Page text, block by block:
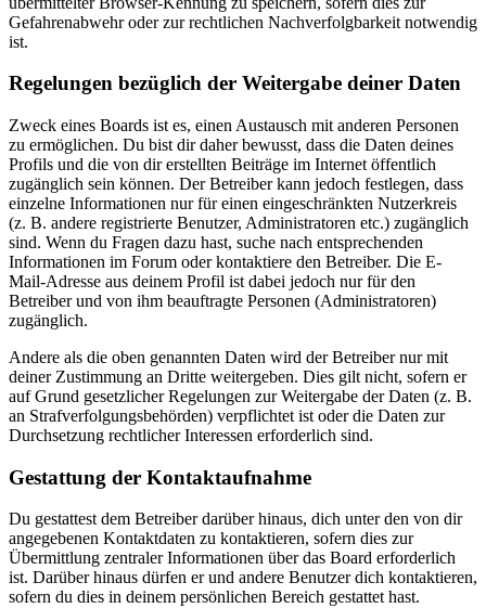
Gefahrenabwehr oder zur rechtlichen Nachverfolgbarkeit notwendig
ist.
Regelungen bezüglich der Weitergabe deiner Daten
Zweck eines Boards ist es, einen Austausch mit anderen Personen
zu ermöglichen. Du bist dir daher bewusst, dass die Daten deines
Profils und die von dir erstellten Beiträge im Internet öffentlich
zugänglich sein können. Der Betreiber kann jedoch festlegen, dass
einzelne Informationen nur für einen eingeschränkten Nutzerkreis
(z. B. andere registrierte Benutzer, Administratoren etc.) zugänglich
sind. Wenn du Fragen dazu hast, suche nach entsprechenden
Informationen im Forum oder kontaktiere den Betreiber. Die E-
Mail-Adresse aus deinem Profil ist dabei jedoch nur für den
Betreiber und von ihm beauftragte Personen (Administratoren)
zugänglich.
Andere als die oben genannten Daten wird der Betreiber nur mit
deiner Zustimmung an Dritte weitergeben. Dies gilt nicht, sofern er
auf Grund gesetzlicher Regelungen zur Weitergabe der Daten (z. B.
an Strafverfolgungsbehörden) verpflichtet ist oder die Daten zur
Durchsetzung rechtlicher Interessen erforderlich sind.
Gestattung der Kontaktaufnahme
Du gestattest dem Betreiber darüber hinaus, dich unter den von dir
angegebenen Kontaktdaten zu kontaktieren, sofern dies zur
Übermittlung zentraler Informationen über das Board erforderlich
ist. Darüber hinaus dürfen er und andere Benutzer dich kontaktieren,
sofern du dies in deinem persönlichen Bereich gestattet hast.